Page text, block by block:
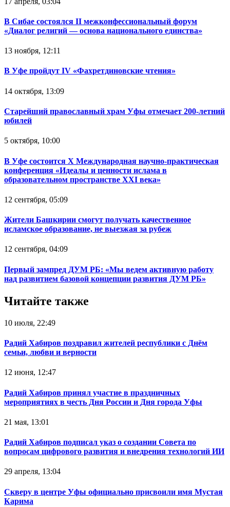
В Сибае состоялся II межконфессиональный форум
«Диалог религий — основа национального единства»
13 ноября, 12:11
В Уфе пройдут IV «Фахретдиновские чтения»
14 октября, 13:09
Старейший православный храм Уфы отмечает 200-летний
юбилей
5 октября, 10:00
В Уфе состоится Х Международная научно-практическая
конференция «Идеалы и ценности ислама в
образовательном пространстве XXI века»
12 сентября, 05:09
Жители Башкирии смогут получать качественное
исламское образование, не выезжая за рубеж
12 сентября, 04:09
Первый зампред ДУМ РБ: «Мы ведем активную работу
над развитием базовой концепции развития ДУМ РБ»
Читайте также
10 июля, 22:49
Радий Хабиров поздравил жителей республики с Днём
семьи, любви и верности
12 июня, 12:47
Радий Хабиров принял участие в праздничных
мероприятиях в честь Дня России и Дня города Уфы
21 мая, 13:01
Радий Хабиров подписал указ о создании Совета по
вопросам цифрового развития и внедрения технологий ИИ
29 апреля, 13:04
Скверу в центре Уфы официально присвоили имя Мустая
Карима